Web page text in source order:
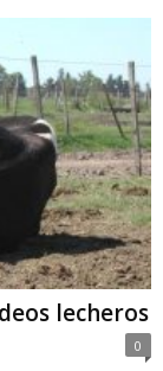
lecheros
0